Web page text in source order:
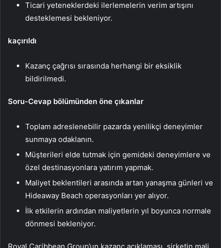
Ticari yeteneklerdeki ilerlemelerin verim artışını
desteklemesi bekleniyor.
kaçırıldı
Kazanç çağrısı sırasında herhangi bir eksiklik
bildirilmedi.
Soru-Cevap bölümünden öne çıkanlar
Toplam adreslenebilir pazarda yenilikçi deneyimler
sunmaya odaklanın.
Müşterileri elde tutmak için gemideki deneyimlere ve
özel destinasyonlara yatırım yapmak.
Maliyet beklentileri arasında artan yanaşma günleri ve
Hideaway Beach operasyonları yer alıyor.
İlk etkilerin ardından maliyetlerin yıl boyunca normale
dönmesi bekleniyor.